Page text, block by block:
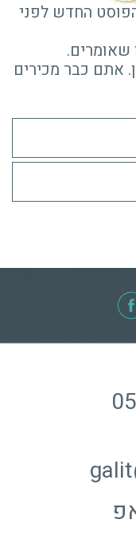
החדש לפני
שאומרים.
אתם כבר מכירים